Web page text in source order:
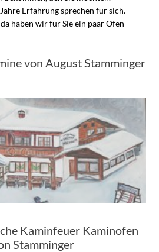
Erfahrung sprechen für sich.
haben wir für Sie ein paar Ofen
von August Stamminger
Kaminfeuer Kaminofen
Stamminger